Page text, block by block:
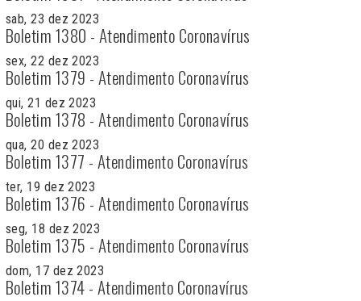
sab, 23 dez 2023
Boletim 1380 - Atendimento Coronavírus
sex, 22 dez 2023
Boletim 1379 - Atendimento Coronavírus
qui, 21 dez 2023
Boletim 1378 - Atendimento Coronavírus
qua, 20 dez 2023
Boletim 1377 - Atendimento Coronavírus
ter, 19 dez 2023
Boletim 1376 - Atendimento Coronavírus
seg, 18 dez 2023
Boletim 1375 - Atendimento Coronavírus
dom, 17 dez 2023
Boletim 1374 - Atendimento Coronavírus